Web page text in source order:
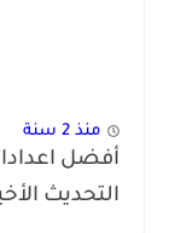
منذ 2 سنة
أفضل
التحديث الأخير